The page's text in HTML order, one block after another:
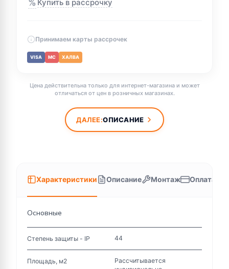
Купить в рассрочку
Принимаем карты рассрочек
VISA MC ХАЛВА
Цена действительна только для интернет-магазина и может
отличаться от цен в розничных магазинах.
ДАЛЕЕ:ОПИСАНИЕ
Характеристики Описание Монтаж Оплата
Основные
Степень защиты - IP 44
Площадь, м2
Рассчитывается